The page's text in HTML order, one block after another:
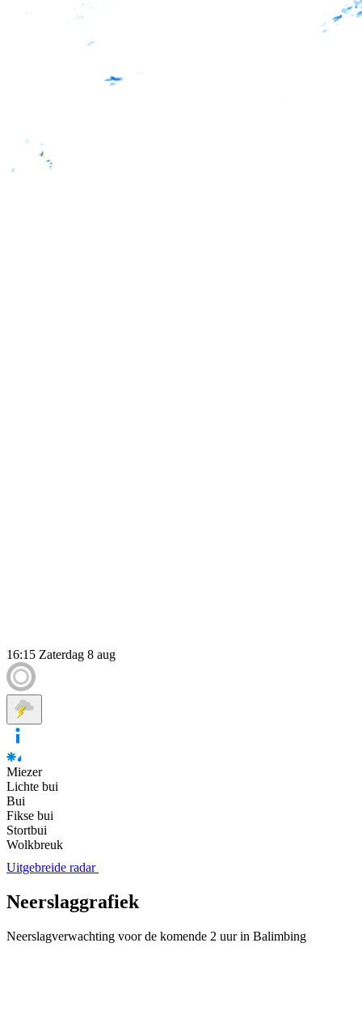
16:15 Zaterdag 8 aug
Miezer
Lichte bui
Bui
Fikse bui
Stortbui
Wolkbreuk
Uitgebreide radar
Neerslaggrafiek
Neerslagverwachting voor de komende 2 uur in Balimbing